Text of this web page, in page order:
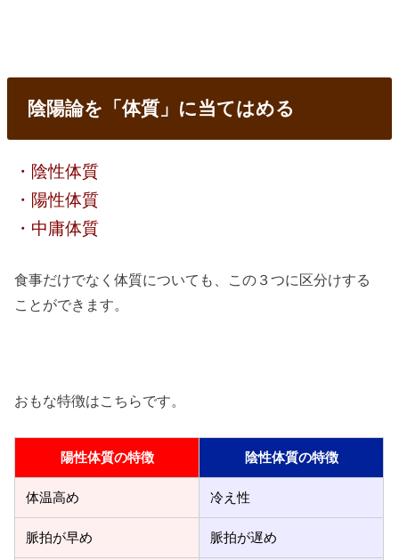
陰陽論を「体質」に当てはめる
・陰性体質
・陽性体質
・中庸体質
食事だけでなく体質についても、この３つに区分けする
ことができます。
おもな特徴はこちらです。
陽性体質の特徴 陰性体質の特徴
体温高め 冷え性
脈拍が早め 脈拍が遅め